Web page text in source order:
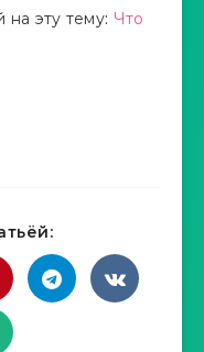
на эту тему: Что